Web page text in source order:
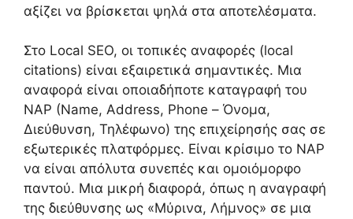
αξίζει να βρίσκεται ψηλά στα αποτελέσματα.
Στο Local SEO, οι τοπικές αναφορές (local
citations) είναι εξαιρετικά σημαντικές. Μια
αναφορά είναι οποιαδήποτε καταγραφή του
NAP (Name, Address, Phone – Όνομα,
Διεύθυνση, Τηλέφωνο) της επιχείρησής σας σε
εξωτερικές πλατφόρμες. Είναι κρίσιμο το NAP
να είναι απόλυτα συνεπές και ομοιόμορφο
παντού. Μια μικρή διαφορά, όπως η αναγραφή
της διεύθυνσης ως «Μύρινα, Λήμνος» σε μια